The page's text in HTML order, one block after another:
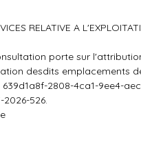
RELATIVE A
porte sur
desdits emplacements
2808-4ca1-9ee4-
526.